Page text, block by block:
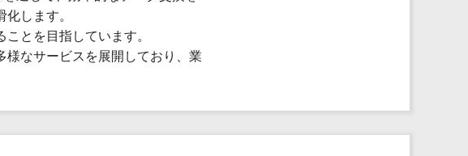
します。
とを目指しています。
様なサービスを展開しており、業